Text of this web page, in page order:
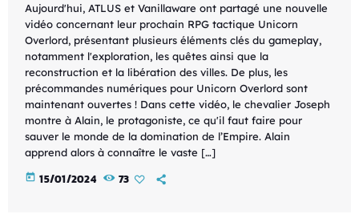
Aujourd'hui, ATLUS et Vanillaware ont partagé une nouvelle
vidéo concernant leur prochain RPG tactique Unicorn
Overlord, présentant plusieurs éléments clés du gameplay,
notamment l'exploration, les quêtes ainsi que la
reconstruction et la libération des villes. De plus, les
précommandes numériques pour Unicorn Overlord sont
maintenant ouvertes ! Dans cette vidéo, le chevalier Joseph
montre à Alain, le protagoniste, ce qu'il faut faire pour
sauver le monde de la domination de l’Empire. Alain
apprend alors à connaître le vaste […]
today 15/01/2024 73